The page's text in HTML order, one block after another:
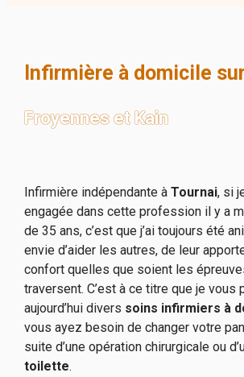
Infirmière à domicile
Froyennes et Kain
Infirmière indépendante à Tournai, si
engagée dans cette profession il y a
de 35 ans, c’est que j’ai toujours été
envie d’aider les autres, de leur
confort quelles que soient les
traversent. C’est à ce titre que je vous
aujourd’hui divers soins infirmiers à
vous ayez besoin de changer votre
suite d’une opération chirurgicale ou
toilette.